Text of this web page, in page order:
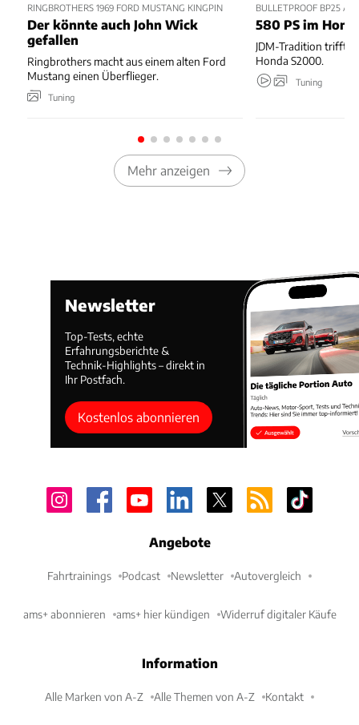
RINGBROTHERS 1969 FORD MUSTANG KINGPIN
Der könnte auch John Wick
gefallen
Ringbrothers macht aus einem alten Ford
Mustang einen Überflieger.
Tuning
BULLETPROOF BP25
580 PS im
JDM-Tradition trifft
Honda S2000.
Tuning
Mehr anzeigen
Newsletter
Top-Tests, echte
Erfahrungsberichte &
Technik-Highlights – direkt in
Ihr Postfach.
Kostenlos abonnieren
Angebote
Fahrtrainings Podcast Newsletter Autovergleich
ams+ abonnieren ams+ hier kündigen Widerruf digitaler Käufe
Information
Alle Marken von A-Z Alle Themen von A-Z Kontakt